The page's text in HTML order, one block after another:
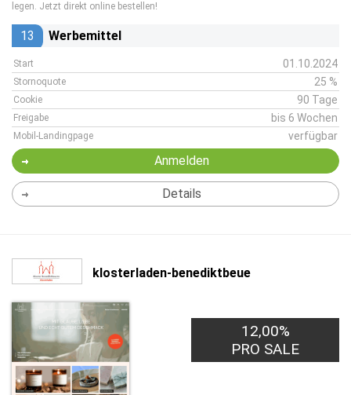
legen. Jetzt direkt online bestellen!
13 Werbemittel
Start 01.10.2024
Stornoquote 25 %
Cookie 90 Tage
Freigabe bis 6 Wochen
Mobil-Landingpage verfügbar
Anmelden
Details
klosterladen-benediktbeue
12,00%
PRO SALE